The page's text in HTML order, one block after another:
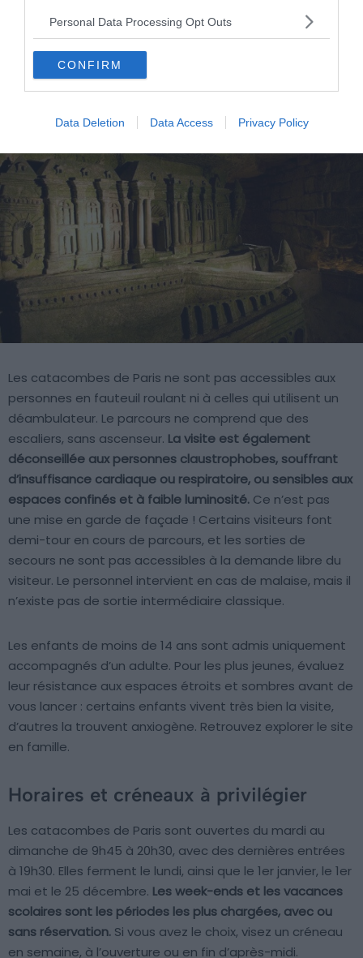
Personal Data Processing Opt Outs
CONFIRM
Data Deletion Data Access Privacy Policy
Qui peut (et qui ne peut pas) visiter
Les catacombes de Paris ne sont pas accessibles aux
personnes en fauteuil roulant ni à celles qui utilisent un
déambulateur. Le parcours ne comprend que des
escaliers, sans ascenseur. La visite est également
déconseillée aux personnes claustrophobes, souffrant
d’insuffisance cardiaque ou respiratoire, ou sensibles aux
espaces confinés et à faible luminosité. Ce n’est pas
une mise en garde de façade ! Certains visiteurs font
demi-tour en cours de parcours, et les sorties de
secours ne sont pas accessibles à la demande libre du
visiteur. Le personnel intervient en cas de malaise, mais il
n’existe pas de sortie intermédiaire classique.
Les enfants de moins de 14 ans sont admis uniquement
accompagnés d’un adulte. Pour les plus jeunes, évaluez
leur résistance aux espaces étroits et sombres avant de
vous lancer : certains enfants vivent très bien la visite,
d’autres la trouvent anxiogène. Retrouvez explorer le site
en famille.
Horaires et créneaux à privilégier
Les catacombes de Paris sont ouvertes du mardi au
dimanche de 9h45 à 20h30, avec des dernières entrées
à 19h30. Elles ferment le lundi, ainsi que le 1er janvier, le 1er
mai et le 25 décembre. Les week-ends et les vacances
scolaires sont les périodes les plus chargées, avec ou
sans réservation. Si vous avez le choix, visez un créneau
en semaine, à l’ouverture ou en fin d’après-midi.